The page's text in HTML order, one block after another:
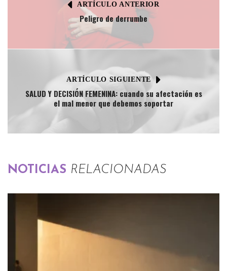
ARTÍCULO ANTERIOR
Peligro de derrumbe
ARTÍCULO SIGUIENTE
SALUD Y DECISIÓN FEMENINA: cuando su afectación es
el mal menor que debemos soportar
NOTICIAS RELACIONADAS